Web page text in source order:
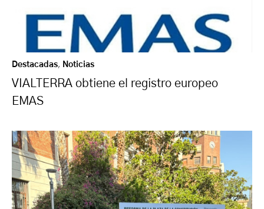
Destacadas, Noticias
VIALTERRA obtiene el registro europeo
EMAS